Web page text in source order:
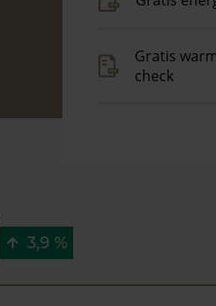
Gratis
check
3,9 %